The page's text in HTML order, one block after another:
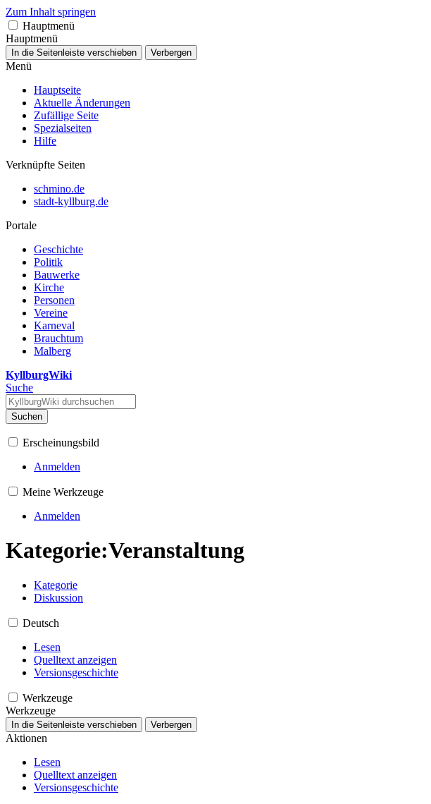
Zum Inhalt springen
Hauptmenü
Hauptmenü
In die Seitenleiste verschieben Verbergen
Menü
Hauptseite
Aktuelle Änderungen
Zufällige Seite
Spezialseiten
Hilfe
Verknüpfte Seiten
schmino.de
stadt-kyllburg.de
Portale
Geschichte
Politik
Bauwerke
Kirche
Personen
Vereine
Karneval
Brauchtum
Malberg
KyllburgWiki
Suche
Suchen
Erscheinungsbild
Anmelden
Meine Werkzeuge
Anmelden
Kategorie:Veranstaltung
Kategorie
Diskussion
Deutsch
Lesen
Quelltext anzeigen
Versionsgeschichte
Werkzeuge
Werkzeuge
In die Seitenleiste verschieben Verbergen
Aktionen
Lesen
Quelltext anzeigen
Versionsgeschichte